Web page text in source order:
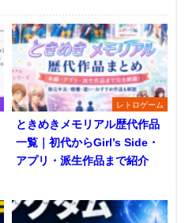
レトロゲーム
ときめきメモリアル歴代作品
一覧｜初代からGirl’s Side・
アプリ・派生作品まで紹介